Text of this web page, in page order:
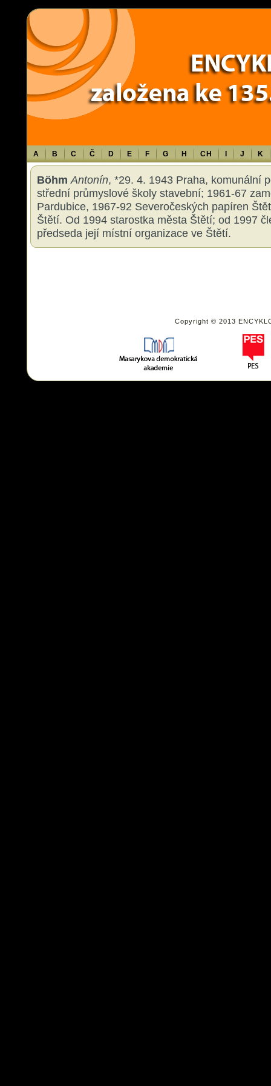
Warning: Use of undefined constant TXT - assumed 'TXT' (this will throw
content/themes/sablona/functions.php
A B C Č D E F G H CH J K
Böhm Antonín, *29. 4. 1943 Praha, komunální
střední průmyslové školy stavební; 1961-67
Pardubice, 1967-92 Severočeských papíren
Štětí. Od 1994 starostka města Štětí; od 1997
předseda její místní organizace ve Štětí.
Copyright © 2013